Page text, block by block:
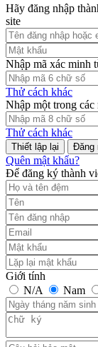
Hãy đăng nhập
site
Nhập mã xác minh
Thử cách khác
Nhập một trong các
Thử cách khác
Đăng
Quên mật khẩu?
Để đăng ký thành
Giới tính
N/A
Nam